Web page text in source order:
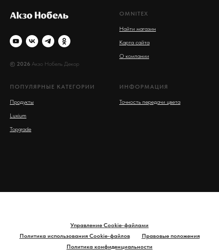
© 2026 Акзо Нобель Декор
OMNITEX
Найти магазин
Карта сайта
О компании
ПОПУЛЯРНЫЕ КАТЕГОРИИ
Продукты
Luxium
Topgrade
ИНФОРМАЦИЯ
Точность передачи цвета
Управление Cookie-файлами
Политика использования Cookie-файлов
Правовые положения
Политика конфиденциальности